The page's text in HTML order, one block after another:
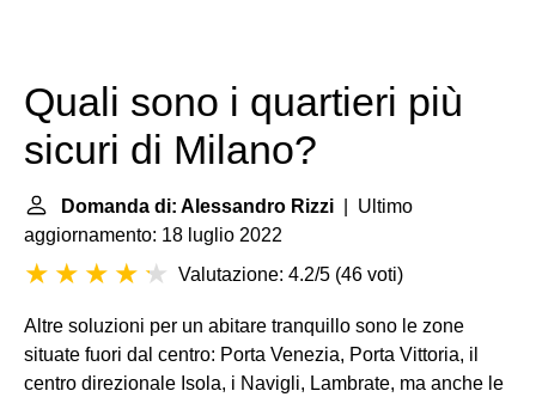
Quali sono i quartieri più
sicuri di Milano?
Domanda di: Alessandro Rizzi | Ultimo
aggiornamento: 18 luglio 2022
Valutazione: 4.2/5 (46 voti)
Altre soluzioni per un abitare tranquillo sono le zone
situate fuori dal centro: Porta Venezia, Porta Vittoria, il
centro direzionale Isola, i Navigli, Lambrate, ma anche le